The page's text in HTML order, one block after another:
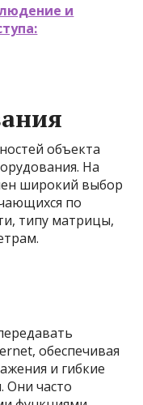
и
объекта
На
широкий выбор
по
типу матрицы,
обеспечивая
и гибкие
Они часто